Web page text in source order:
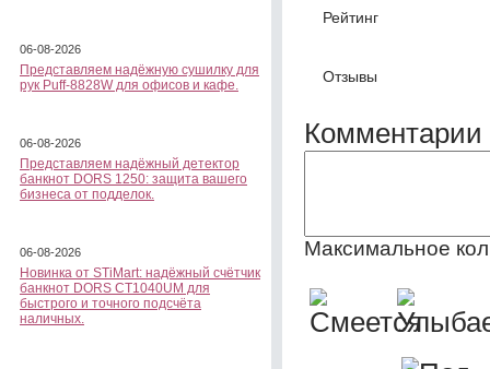
06-08-2026
Представляем надёжную сушилку для
рук Puff-8828W для офисов и кафе.
06-08-2026
Представляем надёжный детектор
банкнот DORS 1250: защита вашего
бизнеса от подделок.
06-08-2026
Новинка от STiMart: надёжный счётчик
банкнот DORS CT1040UM для
быстрого и точного подсчёта
наличных.
Рейтинг
Отзывы
Комментарии
Максимальное